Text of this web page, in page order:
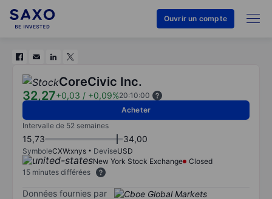
Ouvrir un compte
CoreCivic Inc.
32,27+0,03 / +0,09%20:10:00
Acheter
Intervalle de 52 semaines
15,73 34,00
SymboleCXW:xnys DeviseUSD
New York Stock Exchange
Closed
15 minutes différées
Données fournies par